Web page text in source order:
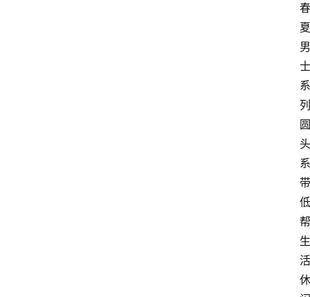
春
夏
男
士
系
列
圆
头
系
带
低
帮
生
活
休